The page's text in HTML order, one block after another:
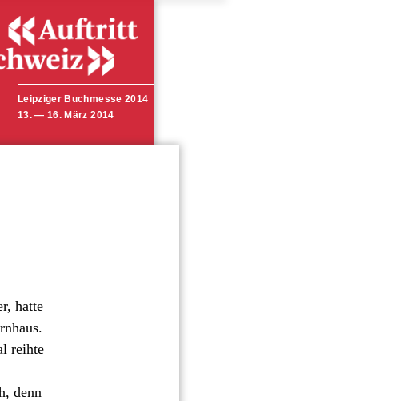
Leipziger Buchmesse 2014
13. — 16. März 2014
hatte
reihte
denn